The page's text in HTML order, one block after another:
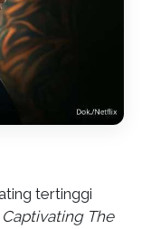
tertinggi
Captivating The